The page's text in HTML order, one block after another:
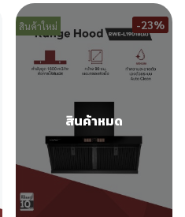
สินค้าใหม่ -23%
สินค้าหมด